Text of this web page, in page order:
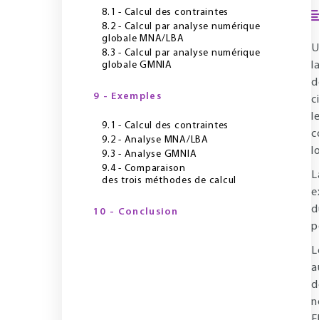
8.1 - Calcul des contraintes
8.2 - Calcul par analyse numérique
globale MNA/LBA
8.3 - Calcul par analyse numérique
globale GMNIA
9 - Exemples
9.1 - Calcul des contraintes
9.2 - Analyse MNA/LBA
9.3 - Analyse GMNIA
9.4 - Comparaison
des trois méthodes de calcul
10 - Conclusion